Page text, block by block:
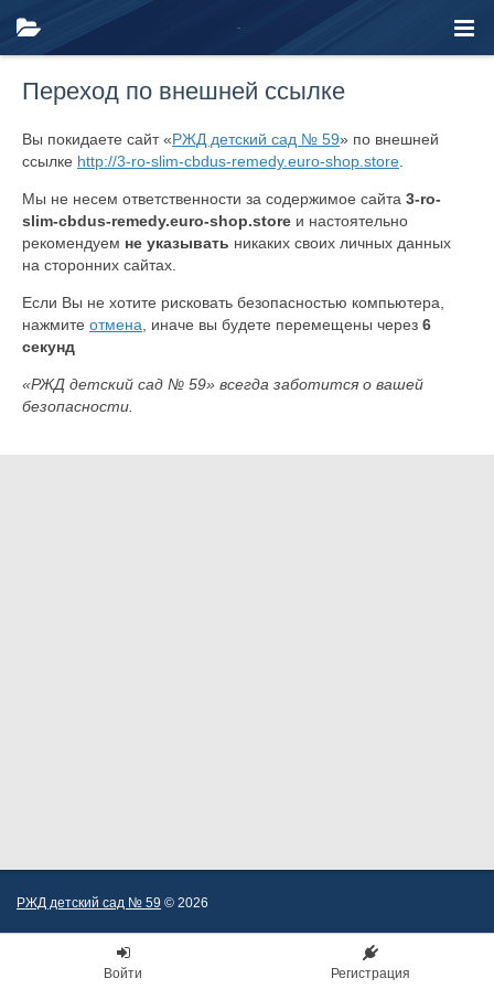
Переход по внешней ссылке
Вы покидаете сайт «РЖД детский сад № 59» по внешней
ссылке http://3-ro-slim-cbdus-remedy.euro-shop.store
Мы не несем ответственности за содержимое сайта 3-ro-
slim-cbdus-remedy.euro-shop.store и настоятельно
рекомендуем не указывать никаких своих личных данных
на сторонних сайтах.
Если Вы не хотите рисковать безопасностью компьютера,
нажмите отмена , иначе вы будете перемещены через 6
секунд
«РЖД детский сад № 59» всегда заботится о вашей
безопасности.
РЖД детский сад № 59 © 2026
Войти Регистрация